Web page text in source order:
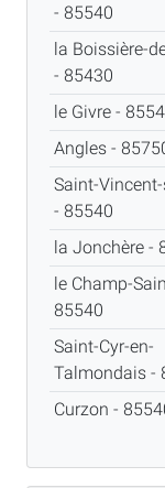
- 85540
la Boissière-
- 85430
le Givre -
Angles -
Saint-
- 85540
la Jonchère -
le Champ-
85540
Saint-Cyr-en-
Talmondais -
Curzon -